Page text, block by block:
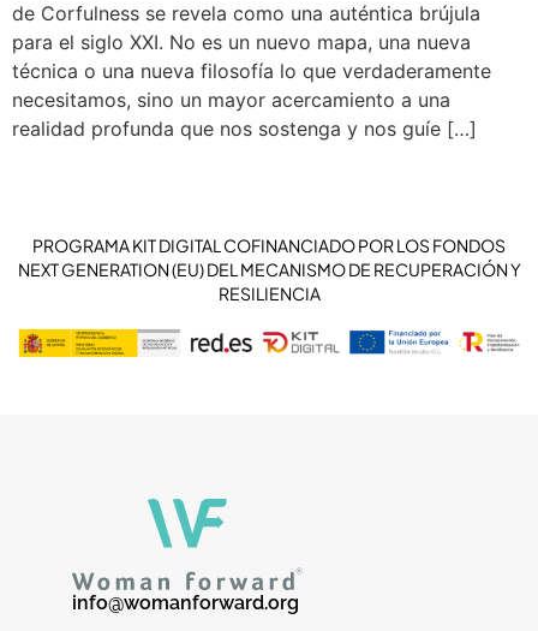
de Corfulness se revela como una auténtica brújula
para el siglo XXI. No es un nuevo mapa, una nueva
técnica o una nueva filosofía lo que verdaderamente
necesitamos, sino un mayor acercamiento a una
realidad profunda que nos sostenga y nos guíe […]
PROGRAMA KIT DIGITAL COFINANCIADO POR LOS FONDOS
NEXT GENERATION (EU) DEL MECANISMO DE RECUPERACIÓN Y
RESILIENCIA
info@womanforward.org